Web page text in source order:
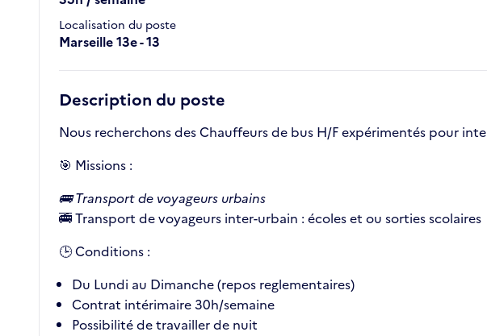
Localisation du poste
Marseille 13e - 13
Description du poste
Nous recherchons des Chauffeurs de bus H/F expérimentés pour
🎯 Missions :
🚌 Transport de voyageurs urbains
🚎 Transport de voyageurs inter-urbain : écoles et ou sorties scolaires
🕒 Conditions :
Du Lundi au Dimanche (repos reglementaires)
Contrat intérimaire 30h/semaine
Possibilité de travailler de nuit